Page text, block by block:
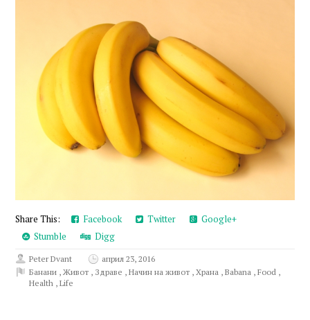
Share This: Facebook Twitter
Google+
Stumble
Digg
Peter Dvant
април 23, 2016
Банани ,Живот , Здраве ,Начин на живот ,Храна ,Babana ,Food ,
Health ,Life